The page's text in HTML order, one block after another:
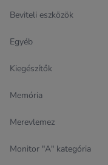
Beviteli eszközök
Egyéb
Kiegészítők
Memória
Merevlemez
Monitor "A" kategória